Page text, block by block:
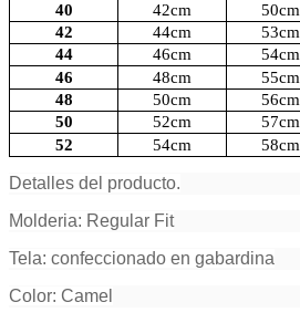
40
42cm 50cm
42
44cm 53cm
44
46cm 54cm
46
48cm 55cm
48
50cm 56cm
50
52cm 57cm
52
54cm 58cm
Detalles del producto.
Molderia: Regular Fit
Tela: confeccionado en gabardina
Color: Camel